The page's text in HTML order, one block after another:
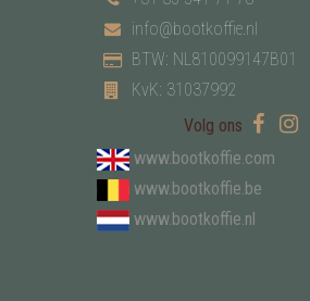
info@bootkoffie.nl
BTW: NL810099147B01
KvK: 31037992
Volg ons
www.bootkoffie.com
www.bootkoffie.be
www.bootkoffie.nl